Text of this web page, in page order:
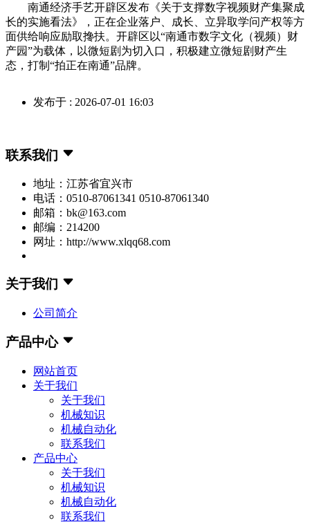
南通经济手艺开辟区发布《关于支撑数字视频财产集聚成
长的实施看法》，正在企业落户、成长、立异取学问产权等方
面供给响应励取搀扶。开辟区以“南通市数字文化（视频）财
产园”为载体，以微短剧为切入口，积极建立微短剧财产生
态，打制“拍正在南通”品牌。
发布于 : 2026-07-01 16:03
联系我们
地址：江苏省宜兴市
电话：0510-87061341 0510-87061340
邮箱：bk@163.com
邮编：214200
网址：http://www.xlqq68.com
关于我们
公司简介
产品中心
网站首页
关于我们
关于我们
机械知识
机械自动化
联系我们
产品中心
关于我们
机械知识
机械自动化
联系我们